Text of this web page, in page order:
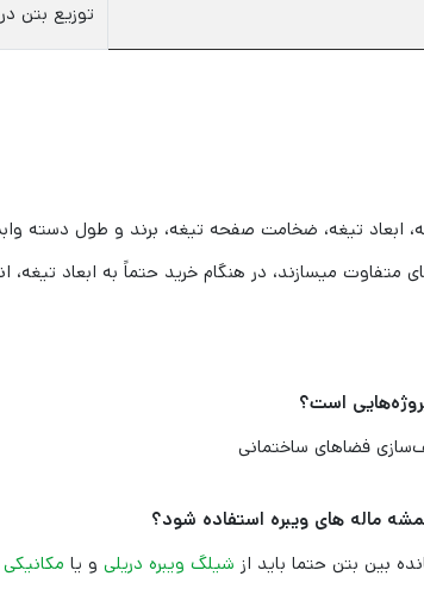
توزیع بتن
ابعاد تیغه، ضخامت صفحه تیغه، برند و طول دسته
میسازند، در هنگام خرید حتماً به ابعاد
است؟
فضاهای ساختمانی
شمشه ماله های ویبره استفاده شود؟
بین بتن حتما باید از شیلگ ویبره دریلی و یا مکانیکی